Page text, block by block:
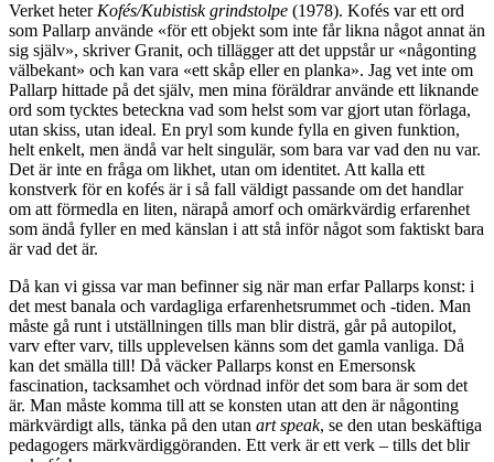
Verket heter Kofés/Kubistisk grindstolpe (1978). Kofés var ett ord
som Pallarp använde «för ett objekt som inte får likna något annat än
sig själv», skriver Granit, och tillägger att det uppstår ur «någonting
välbekant» och kan vara «ett skåp eller en planka». Jag vet inte om
Pallarp hittade på det själv, men mina föräldrar använde ett liknande
ord som tycktes beteckna vad som helst som var gjort utan förlaga,
utan skiss, utan ideal. En pryl som kunde fylla en given funktion,
helt enkelt, men ändå var helt singulär, som bara var vad den nu var.
Det är inte en fråga om likhet, utan om identitet. Att kalla ett
konstverk för en kofés är i så fall väldigt passande om det handlar
om att förmedla en liten, närapå amorf och omärkvärdig erfarenhet
som ändå fyller en med känslan i att stå inför något som faktiskt bara
är vad det är.
Då kan vi gissa var man befinner sig när man erfar Pallarps konst: i
det mest banala och vardagliga erfarenhetsrummet och -tiden. Man
måste gå runt i utställningen tills man blir disträ, går på autopilot,
varv efter varv, tills upplevelsen känns som det gamla vanliga. Då
kan det smälla till! Då väcker Pallarps konst en Emersonsk
fascination, tacksamhet och vördnad inför det som bara är som det
är. Man måste komma till att se konsten utan att den är någonting
märkvärdigt alls, tänka på den utan art speak, se den utan beskäftiga
pedagogers märkvärdiggöranden. Ett verk är ett verk – tills det blir